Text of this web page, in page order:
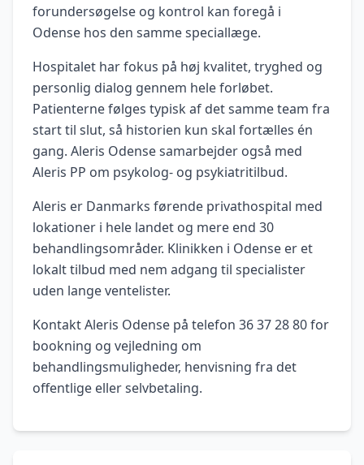
forundersøgelse og kontrol kan foregå i
Odense hos den samme speciallæge.
Hospitalet har fokus på høj kvalitet, tryghed og
personlig dialog gennem hele forløbet.
Patienterne følges typisk af det samme team fra
start til slut, så historien kun skal fortælles én
gang. Aleris Odense samarbejder også med
Aleris PP om psykolog- og psykiatritilbud.
Aleris er Danmarks førende privathospital med
lokationer i hele landet og mere end 30
behandlingsområder. Klinikken i Odense er et
lokalt tilbud med nem adgang til specialister
uden lange ventelister.
Kontakt Aleris Odense på telefon 36 37 28 80 for
bookning og vejledning om
behandlingsmuligheder, henvisning fra det
offentlige eller selvbetaling.